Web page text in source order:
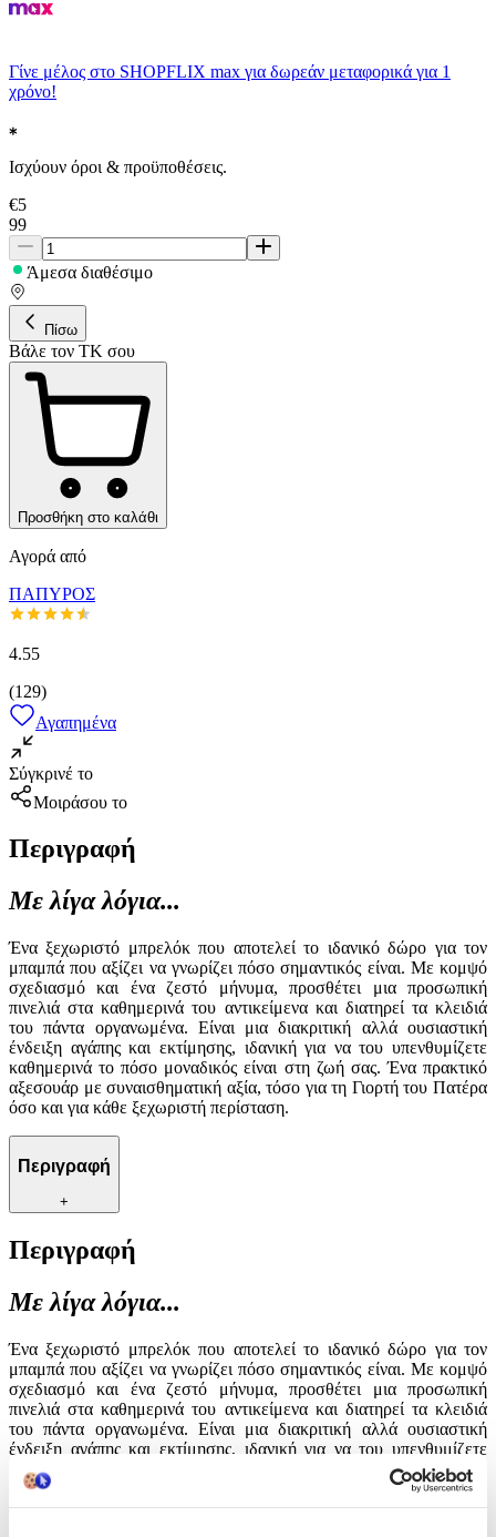
Γίνε μέλος στο SHOPFLIX max για δωρεάν μεταφορικά για 1
χρόνο!
Ισχύουν όροι & προϋποθέσεις.
€5
99
Άμεσα διαθέσιμο
Πίσω
Βάλε τον ΤΚ σου
Προσθήκη στο καλάθι
Αγορά από
ΠΑΠΥΡΟΣ
4.55
(129)
Αγαπημένα
Σύγκρινέ το
Μοιράσου το
Περιγραφή
Με λίγα λόγια...
Ένα ξεχωριστό μπρελόκ που αποτελεί το ιδανικό δώρο για τον
μπαμπά που αξίζει να γνωρίζει πόσο σημαντικός είναι. Με κομψό
σχεδιασμό και ένα ζεστό μήνυμα, προσθέτει μια προσωπική
πινελιά στα καθημερινά του αντικείμενα και διατηρεί τα κλειδιά
του πάντα οργανωμένα. Είναι μια διακριτική αλλά ουσιαστική
ένδειξη αγάπης και εκτίμησης, ιδανική για να του υπενθυμίζετε
καθημερινά το πόσο μοναδικός είναι στη ζωή σας. Ένα πρακτικό
αξεσουάρ με συναισθηματική αξία, τόσο για τη Γιορτή του Πατέρα
όσο και για κάθε ξεχωριστή περίσταση.
Περιγραφή
+
Περιγραφή
Με λίγα λόγια...
Ένα ξεχωριστό μπρελόκ που αποτελεί το ιδανικό δώρο για τον
μπαμπά που αξίζει να γνωρίζει πόσο σημαντικός είναι. Με κομψό
σχεδιασμό και ένα ζεστό μήνυμα, προσθέτει μια προσωπική
πινελιά στα καθημερινά του αντικείμενα και διατηρεί τα κλειδιά
του πάντα οργανωμένα. Είναι μια διακριτική αλλά ουσιαστική
ένδειξη αγάπης και εκτίμησης, ιδανική για να του υπενθυμίζετε
καθημερινά το πόσο μοναδικός είναι στη ζωή σας. Ένα πρακτικό
αξεσουάρ με συναισθηματική αξία, τόσο για τη Γιορτή του Πατέρα
όσο και για κάθε ξεχωριστή περίσταση.